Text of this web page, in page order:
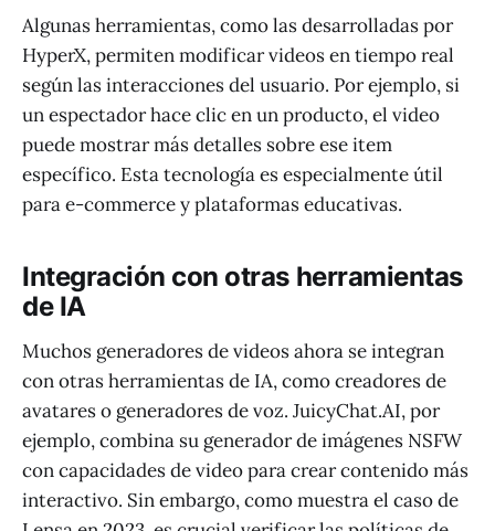
Algunas herramientas, como las desarrolladas por
HyperX, permiten modificar videos en tiempo real
según las interacciones del usuario. Por ejemplo, si
un espectador hace clic en un producto, el video
puede mostrar más detalles sobre ese item
específico. Esta tecnología es especialmente útil
para e-commerce y plataformas educativas.
Integración con otras herramientas
de IA
Muchos generadores de videos ahora se integran
con otras herramientas de IA, como creadores de
avatares o generadores de voz. JuicyChat.AI, por
ejemplo, combina su generador de imágenes NSFW
con capacidades de video para crear contenido más
interactivo. Sin embargo, como muestra el caso de